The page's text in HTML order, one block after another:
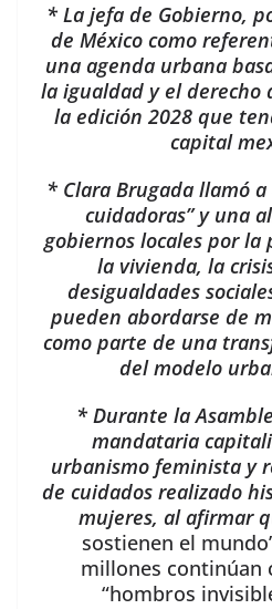
* La jefa de Gobierno,
de México como
una agenda urbana
la igualdad y el derecho
la edición 2028 que
capital
* Clara Brugada llamó
cuidadoras” y una
gobiernos locales por la
la vivienda, la
desigualdades
pueden abordarse de
como parte de una
del modelo
* Durante la
mandataria
urbanismo feminista y
de cuidados realizado
mujeres, al afirmar
sostienen el
millones continúan
“hombros